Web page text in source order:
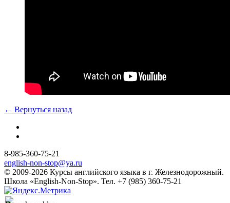
← Вернуться назад
8-985-360-75-21
english-non-stop@ya.ru
© 2009-2026 Курсы английского языка в г. Железнодорожный.
Школа «English-Non-Stop». Тел. +7 (985) 360-75-21